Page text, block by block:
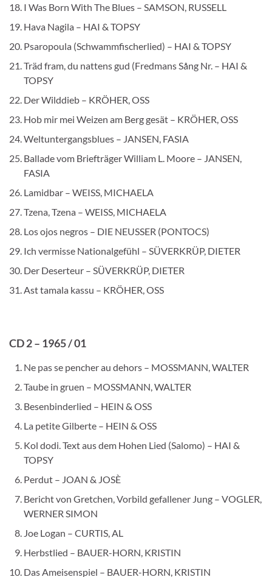
I Was Born With The Blues – SAMSON, RUSSELL
Hava Nagila – HAI & TOPSY
Psaropoula (Schwammfischerlied) – HAI & TOPSY
Träd fram, du nattens gud (Fredmans Sång Nr. – HAI &
TOPSY
Der Wilddieb – KRÖHER, OSS
Hob mir mei Weizen am Berg gesät – KRÖHER, OSS
Weltuntergangsblues – JANSEN, FASIA
Ballade vom Briefträger William L. Moore – JANSEN,
FASIA
Lamidbar – WEISS, MICHAELA
Tzena, Tzena – WEISS, MICHAELA
Los ojos negros – DIE NEUSSER (PONTOCS)
Ich vermisse Nationalgefühl – SÜVERKRÜP, DIETER
Der Deserteur – SÜVERKRÜP, DIETER
Ast tamala kassu – KRÖHER, OSS
CD 2 – 1965 / 01
Ne pas se pencher au dehors – MOSSMANN, WALTER
Taube in gruen – MOSSMANN, WALTER
Besenbinderlied – HEIN & OSS
La petite Gilberte – HEIN & OSS
Kol dodi. Text aus dem Hohen Lied (Salomo) – HAI &
TOPSY
Perdut – JOAN & JOSÈ
Bericht von Gretchen, Vorbild gefallener Jung – VOGLER,
WERNER SIMON
Joe Logan – CURTIS, AL
Herbstlied – BAUER-HORN, KRISTIN
Das Ameisenspiel – BAUER-HORN, KRISTIN